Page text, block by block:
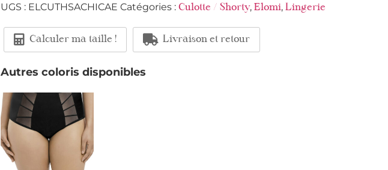
UGS : ELCUTHSACHICAE Catégories : Culotte / Shorty, Elomi, Lingerie
Calculer ma taille ! Livraison et retour
Autres coloris disponibles